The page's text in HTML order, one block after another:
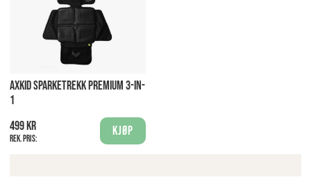
AXKID SPARKETREKK PREMIUM 3-IN-
1
499 kr
Rek. pris:
Kjøp